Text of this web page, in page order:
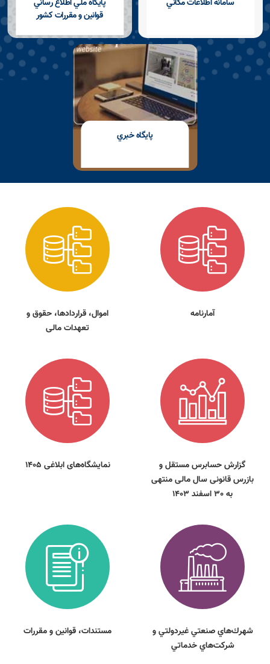
سامانه اطلاعات مكاني
پايگاه ملي اطلاع رساني
قوانين و مقررات كشور
پايگاه خبري
آمارنامه
اموال، قراردادها، حقوق و
تعهدات مالی
گزارش حسابرس مستقل و
بازرس قانونی سال مالی منتهی
به 30 اسفند 1403
نمایشگاه‌های ابلاغی 1405
شهرك‌هاي صنعتي غيردولتي و
شركت‌هاي خدماتي
مستندات، قوانين و مقررات